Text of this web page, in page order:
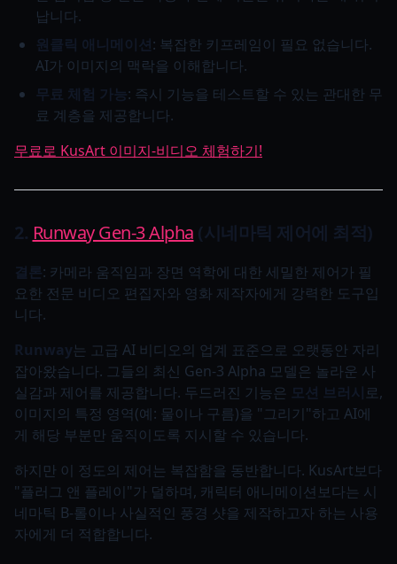
납니다.
원클릭 애니메이션: 복잡한 키프레임이 필요 없습니다.
AI가 이미지의 맥락을 이해합니다.
무료 체험 가능: 즉시 기능을 테스트할 수 있는 관대한 무
료 계층을 제공합니다.
무료로 KusArt 이미지-비디오 체험하기!
2. Runway Gen-3 Alpha (시네마틱 제어에 최적)
결론: 카메라 움직임과 장면 역학에 대한 세밀한 제어가 필
요한 전문 비디오 편집자와 영화 제작자에게 강력한 도구입
니다.
Runway는 고급 AI 비디오의 업계 표준으로 오랫동안 자리
잡아왔습니다. 그들의 최신 Gen-3 Alpha 모델은 놀라운 사
실감과 제어를 제공합니다. 두드러진 기능은 모션 브러시 로,
이미지의 특정 영역(예: 물이나 구름)을 "그리기"하고 AI에
게 해당 부분만 움직이도록 지시할 수 있습니다.
하지만 이 정도의 제어는 복잡함을 동반합니다. KusArt보다
"플러그 앤 플레이"가 덜하며, 캐릭터 애니메이션보다는 시
네마틱 B-롤이나 사실적인 풍경 샷을 제작하고자 하는 사용
자에게 더 적합합니다.